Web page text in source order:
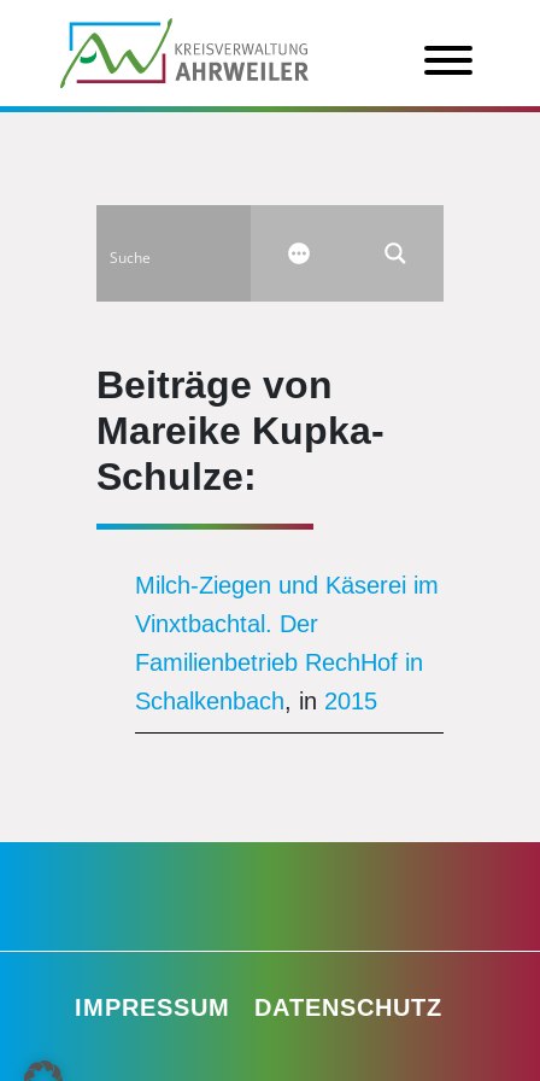
Beiträge von
Mareike Kupka-
Schulze:
Milch-Ziegen und Käserei im
Vinxtbachtal. Der
Familienbetrieb RechHof in
Schalkenbach, in 2015
IMPRESSUM DATENSCHUTZ